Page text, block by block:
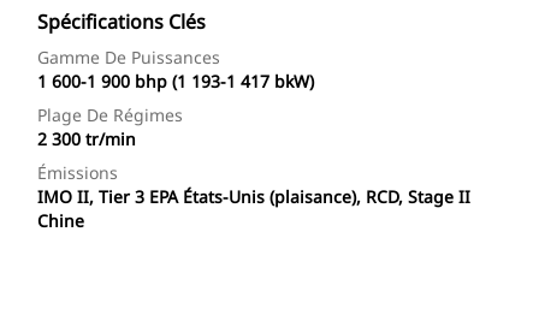
Spécifications Clés
Gamme De Puissances
1 600-1 900 bhp (1 193-1 417 bkW)
Plage De Régimes
2 300 tr/min
Émissions
IMO II, Tier 3 EPA États-Unis (plaisance), RCD, Stage II
Chine